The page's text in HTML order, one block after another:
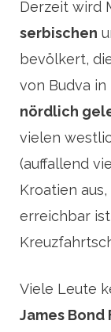
Derzeit wird
serbischen
bevölkert,
von Budva in
nördlich
vielen
(auffallend
Kroatien
erreichbar
Viele Leute
James Bond